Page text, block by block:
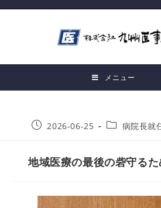
メニュー
2026-06-25 病院長就
地域医療の最後の砦守る